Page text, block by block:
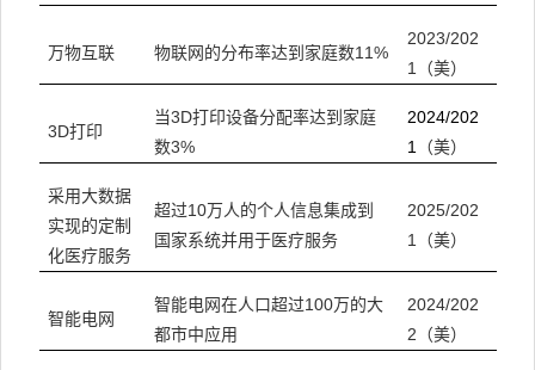
万物互联 物联网的分布率达到家庭数11%
2023/202
1（美）
3D打印
当3D打印设备分配率达到家庭
数3%
2024/202
1（美）
采用大数据
实现的定制
化医疗服务
超过10万人的个人信息集成到
国家系统并用于医疗服务
2025/202
1（美）
智能电网
智能电网在人口超过100万的大
都市中应用
2024/202
2（美）